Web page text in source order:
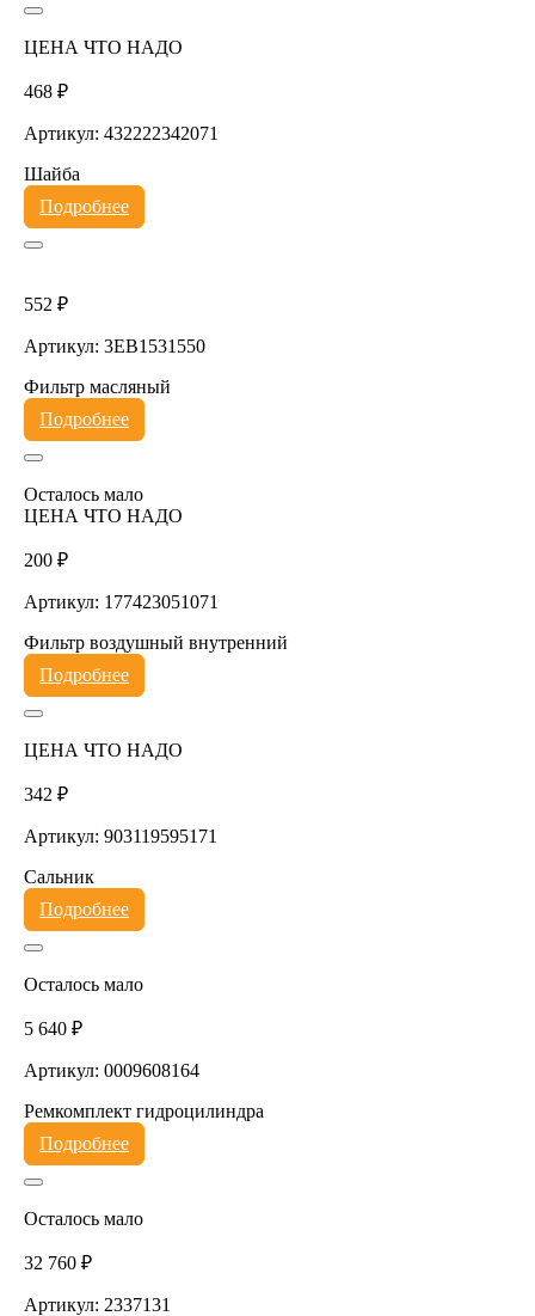
ЦЕНА ЧТО НАДО
468 ₽
Артикул: 432222342071
Шайба
Подробнее
552 ₽
Артикул: 3EB1531550
Фильтр масляный
Подробнее
Осталось мало
ЦЕНА ЧТО НАДО
200 ₽
Артикул: 177423051071
Фильтр воздушный внутренний
Подробнее
ЦЕНА ЧТО НАДО
342 ₽
Артикул: 903119595171
Сальник
Подробнее
Осталось мало
5 640 ₽
Артикул: 0009608164
Ремкомплект гидроцилиндра
Подробнее
Осталось мало
32 760 ₽
Артикул: 2337131